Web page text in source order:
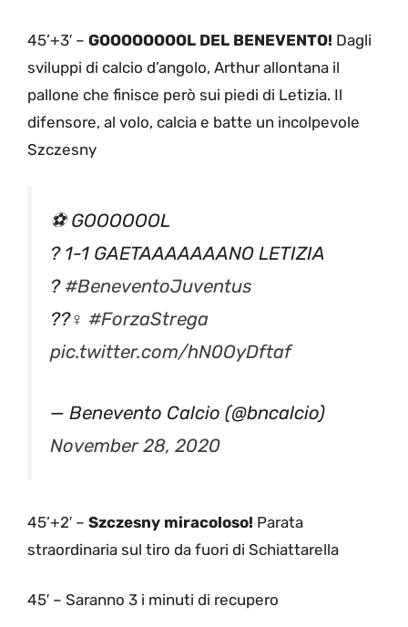
45’+3′ – GOOOOOOOOL DEL BENEVENTO! Dagli
sviluppi di calcio d’angolo, Arthur allontana il
pallone che finisce però sui piedi di Letizia. Il
difensore, al volo, calcia e batte un incolpevole
Szczesny
⚽️ GOOOOOOL
? 1-1 GAETAAAAAAANO LETIZIA
? #BeneventoJuventus
??‍♀️ #ForzaStrega
pic.twitter.com/hN0OyDftaf
— Benevento Calcio (@bncalcio)
November 28, 2020
45’+2′ – Szczesny miracoloso! Parata
straordinaria sul tiro da fuori di Schiattarella
45′ – Saranno 3 i minuti di recupero